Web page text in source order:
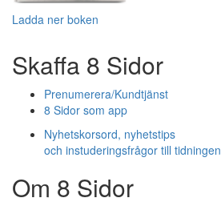
Ladda ner boken
Skaffa 8 Sidor
Prenumerera/Kundtjänst
8 Sidor som app
Nyhetskorsord, nyhetstips
och instuderingsfrågor till tidningen
Om 8 Sidor